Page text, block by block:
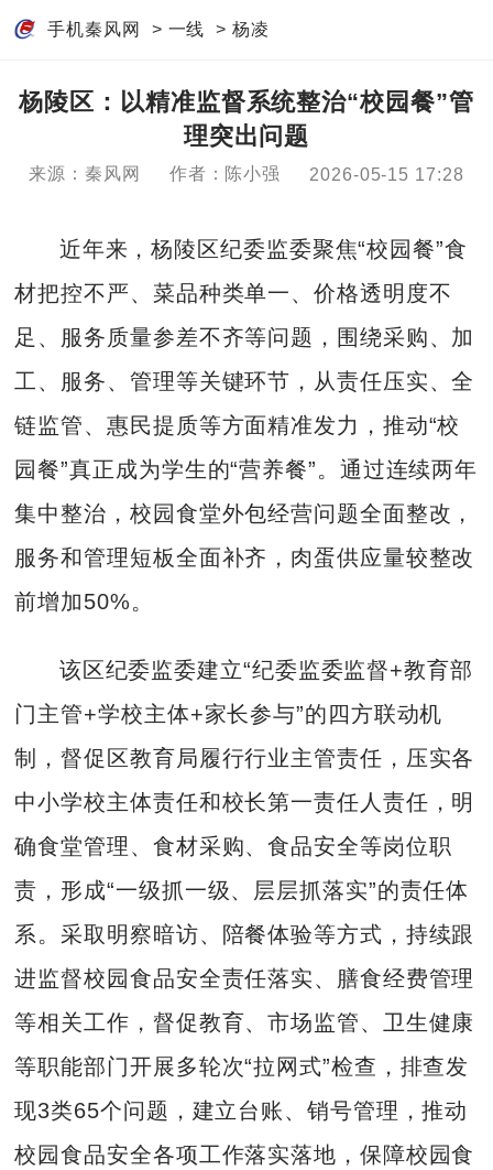
手机秦风网 > 一线 > 杨凌
杨陵区：以精准监督系统整治“校园餐”管
理突出问题
来源：秦风网 作者：陈小强 2026-05-15 17:28
近年来，杨陵区纪委监委聚焦“校园餐”食
材把控不严、菜品种类单一、价格透明度不
足、服务质量参差不齐等问题，围绕采购、加
工、服务、管理等关键环节，从责任压实、全
链监管、惠民提质等方面精准发力，推动“校
园餐”真正成为学生的“营养餐”。通过连续两年
集中整治，校园食堂外包经营问题全面整改，
服务和管理短板全面补齐，肉蛋供应量较整改
前增加50%。
该区纪委监委建立“纪委监委监督+教育部
门主管+学校主体+家长参与”的四方联动机
制，督促区教育局履行行业主管责任，压实各
中小学校主体责任和校长第一责任人责任，明
确食堂管理、食材采购、食品安全等岗位职
责，形成“一级抓一级、层层抓落实”的责任体
系。采取明察暗访、陪餐体验等方式，持续跟
进监督校园食品安全责任落实、膳食经费管理
等相关工作，督促教育、市场监管、卫生健康
等职能部门开展多轮次“拉网式”检查，排查发
现3类65个问题，建立台账、销号管理，推动
校园食品安全各项工作落实落地，保障校园食